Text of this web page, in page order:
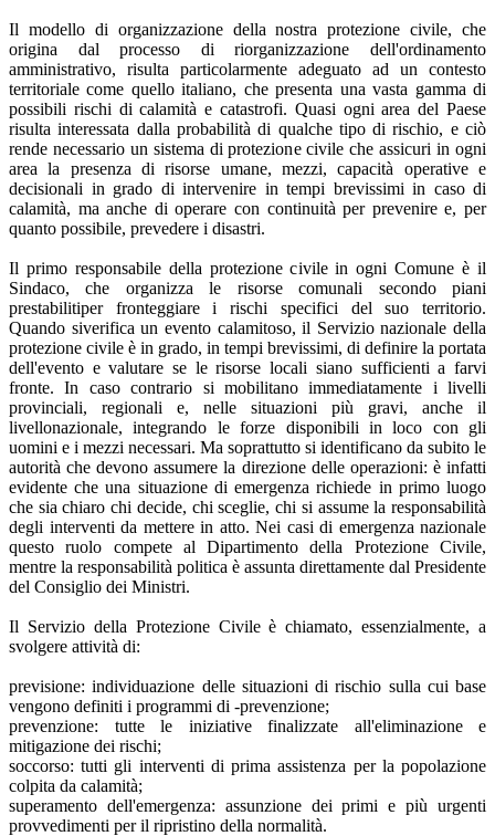
Il modello di organizzazione della nostra protezione civile, che
origina dal processo di riorganizzazione dell'ordinamento
amministrativo, risulta particolarmente adeguato ad un contesto
territoriale come quello italiano, che presenta una vasta gamma di
possibili rischi di calamità e catastrofi. Quasi ogni area del Paese
risulta interessata dalla probabilità di qualche tipo di rischio, e ciò
rende necessario un sistema di protezione civile che assicuri in ogni
area la presenza di risorse umane, mezzi, capacità operative e
decisionali in grado di intervenire in tempi brevissimi in caso di
calamità, ma anche di operare con continuità per prevenire e, per
quanto possibile, prevedere i disastri.
Il primo responsabile della protezione civile in ogni Comune è il
Sindaco, che organizza le risorse comunali secondo piani
prestabilitiper fronteggiare i rischi specifici del suo territorio.
Quando siverifica un evento calamitoso, il Servizio nazionale della
protezione civile è in grado, in tempi brevissimi, di definire la portata
dell'evento e valutare se le risorse locali siano sufficienti a farvi
fronte. In caso contrario si mobilitano immediatamente i livelli
provinciali, regionali e, nelle situazioni più gravi, anche il
livellonazionale, integrando le forze disponibili in loco con gli
uomini e i mezzi necessari. Ma soprattutto si identificano da subito le
autorità che devono assumere la direzione delle operazioni: è infatti
evidente che una situazione di emergenza richiede in primo luogo
che sia chiaro chi decide, chi sceglie, chi si assume la responsabilità
degli interventi da mettere in atto. Nei casi di emergenza nazionale
questo ruolo compete al Dipartimento della Protezione Civile,
mentre la responsabilità politica è assunta direttamente dal Presidente
del Consiglio dei Ministri.
Il Servizio della Protezione Civile è chiamato, essenzialmente, a
svolgere attività di:
previsione: individuazione delle situazioni di rischio sulla cui base
vengono definiti i programmi di -prevenzione;
prevenzione: tutte le iniziative finalizzate all'eliminazione e
mitigazione dei rischi;
soccorso: tutti gli interventi di prima assistenza per la popolazione
colpita da calamità;
superamento dell'emergenza: assunzione dei primi e più urgenti
provvedimenti per il ripristino della normalità.